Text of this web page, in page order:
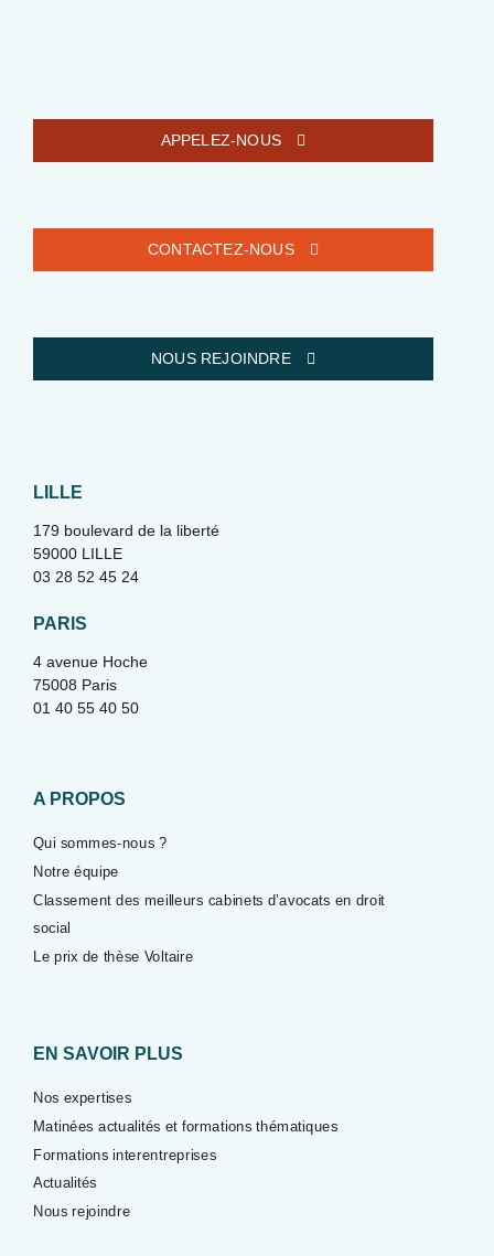
APPELEZ-NOUS
CONTACTEZ-NOUS
NOUS REJOINDRE
LILLE
179 boulevard de la liberté
59000 LILLE
03 28 52 45 24
PARIS
4 avenue Hoche
75008 Paris
01 40 55 40 50
A PROPOS
Qui sommes-nous ?
Notre équipe
Classement des meilleurs cabinets d’avocats en droit
social
Le prix de thèse Voltaire
EN SAVOIR PLUS
Nos expertises
Matinées actualités et formations thématiques
Formations interentreprises
Actualités
Nous rejoindre